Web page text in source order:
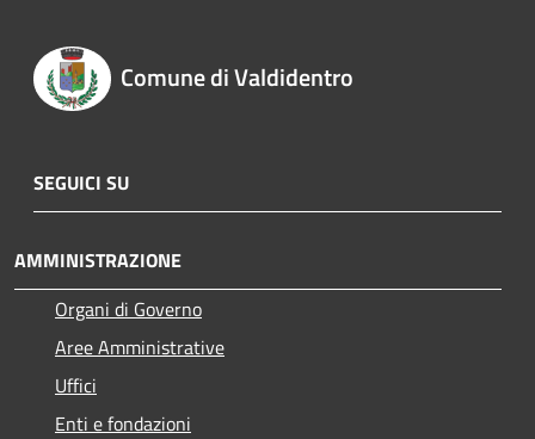
Comune di Valdidentro
SEGUICI SU
AMMINISTRAZIONE
Organi di Governo
Aree Amministrative
Uffici
Enti e fondazioni